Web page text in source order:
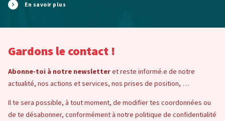
En savoir plus
Gardons le contact !
Abonne-toi à notre newsletteret reste informé.e de notre
actualité, nos actions et services, nos prises de position, …
Il te sera possible, à tout moment, de modifier tes coordonnées ou
de te désabonner, conformément à notre politique de confidentialité